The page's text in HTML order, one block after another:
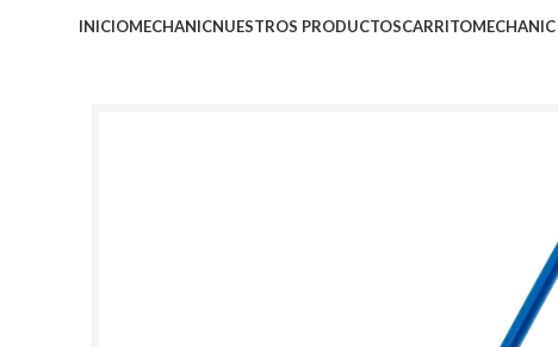
INICIOMECHANICNUESTROS PRODUCTOSCARRITO